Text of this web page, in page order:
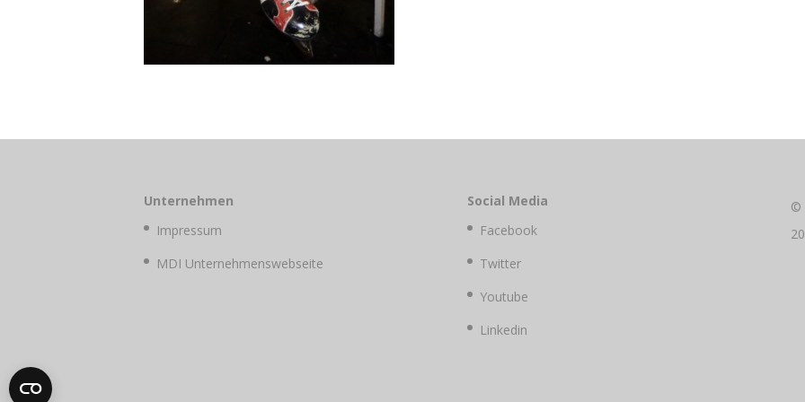
Unternehmen
Impressum
MDI Unternehmenswebseite
Social Media
Facebook
Twitter
Youtube
Linkedin
©